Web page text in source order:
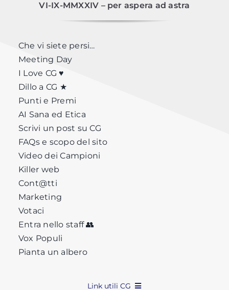
VI-IX-MMXXIV – per aspera ad astra
Che vi siete persi…
Meeting Day
I Love CG ♥
Dillo a CG ★
Punti e Premi
AI Sana ed Etica
Scrivi un post su CG
FAQs e scopo del sito
Video dei Campioni
Killer web
Cont@tti
Marketing
Votaci
Entra nello staff 👥
Vox Populi
Pianta un albero
Link utili CG